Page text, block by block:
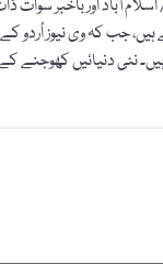
آباد اور باخبر سوات
جب کہ وی نیوز اُردو
تدریس کے شعبے سے بھی عرصہ 25 سال سے وابستہ ہیں۔